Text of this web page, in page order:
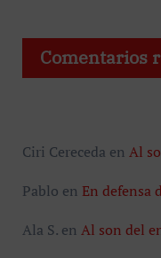
Comentarios
Ciri Cereceda en Al
Pablo en En defensa
Ala S.en Al son del